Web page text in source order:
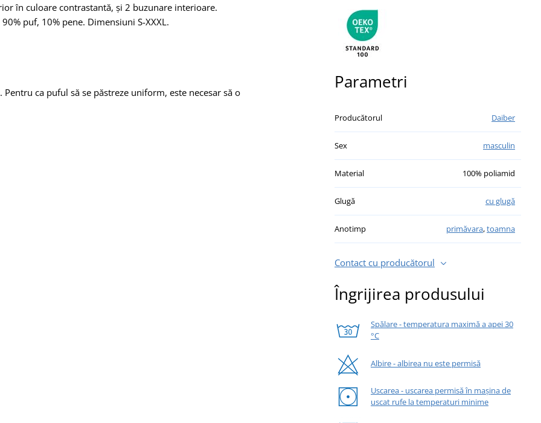
în culoare contrastantă, și 2 buzunare interioare.
puf, 10% pene. Dimensiuni S-XXXL.
ca puful să se păstreze uniform, este necesar să o Parametri
Producătorul Daiber
Sex masculin
Material 100% poliamid
Glugă cu glugă
Anotimp primăvara,toamna
Contact cu producătorul
Îngrijirea produsului
Spălare - temperatura maximă a apei 30
°C
Albire - albirea nu este permisă
Uscarea - uscarea permisă în mașina de
uscat rufe la temperaturi minime